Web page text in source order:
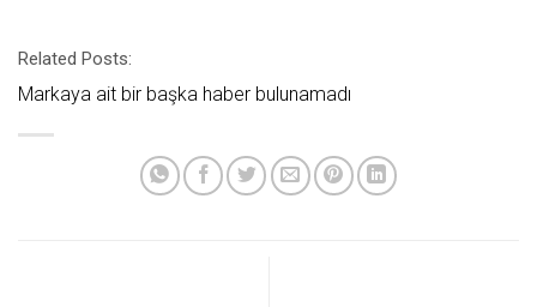
Related Posts:
Markaya ait bir başka haber bulunamadı